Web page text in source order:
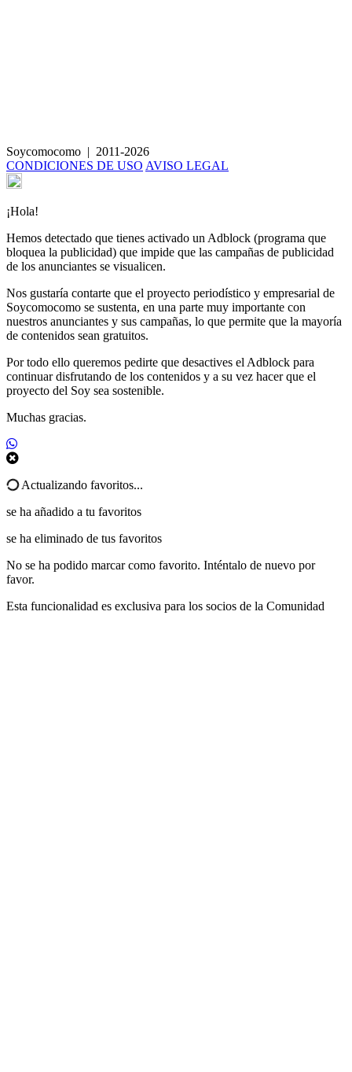
Soycomocomo | 2011-2026
CONDICIONES DE USO AVISO LEGAL
¡Hola!
Hemos detectado que tienes activado un Adblock (programa que
bloquea la publicidad) que impide que las campañas de publicidad
de los anunciantes se visualicen.
Nos gustaría contarte que el proyecto periodístico y empresarial de
Soycomocomo se sustenta, en una parte muy importante con
nuestros anunciantes y sus campañas, lo que permite que la mayoría
de contenidos sean gratuitos.
Por todo ello queremos pedirte que desactives el Adblock para
continuar disfrutando de los contenidos y a su vez hacer que el
proyecto del Soy sea sostenible.
Muchas gracias.
Actualizando favoritos...
se ha añadido a tu favoritos
se ha eliminado de tus favoritos
No se ha podido marcar como favorito. Inténtalo de nuevo por
favor.
Esta funcionalidad es exclusiva para los socios de la Comunidad